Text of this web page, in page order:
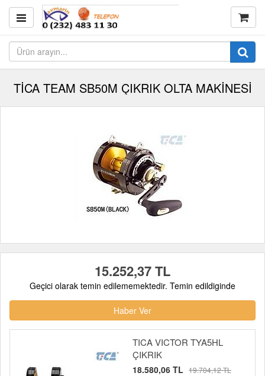
TİCA TEAM SB50M ÇIKRIK OLTA MAKİNESİ
15.252,37 TL
Geçici olarak temin edilememektedir. Temin edildiginde
Haber Ver
TICA VICTOR TYA5HL
ÇIKRIK
18.580,06 TL 19.704,12 TL